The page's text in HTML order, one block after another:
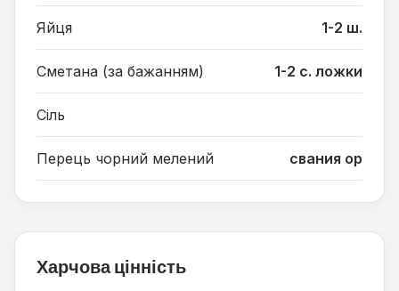
Яйця 1-2 ш.
Сметана (за бажанням) 1-2 с. ложки
Сіль
Перець чорний мелений свания ор
Харчова цінність